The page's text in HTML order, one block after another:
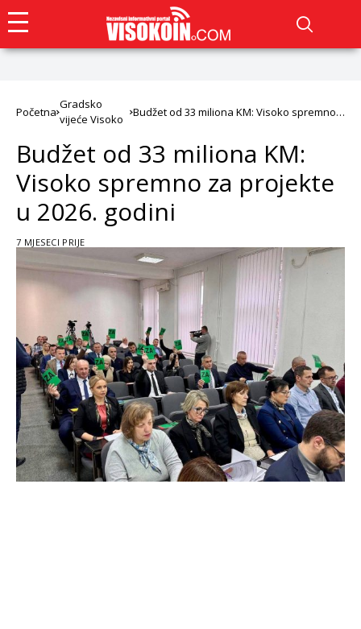
Početna
Gradsko
vijeće Visoko
Budžet od 33 miliona KM: Visoko spremno
Budžet od 33 miliona KM:
Visoko spremno za projekte
u 2026. godini
7 MJESECI PRIJE